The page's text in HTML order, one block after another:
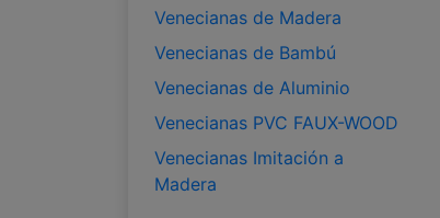
Venecianas de Madera
Venecianas de Bambú
Venecianas de Aluminio
Venecianas PVC FAUX-WOOD
Venecianas Imitación a
Madera